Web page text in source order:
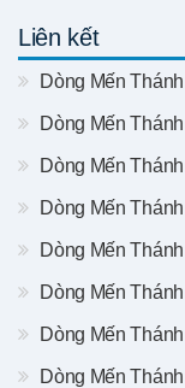
Liên kết
Dòng Mến
Dòng Mến
Dòng Mến
Dòng Mến
Dòng Mến
Dòng Mến
Dòng Mến
Dòng Mến